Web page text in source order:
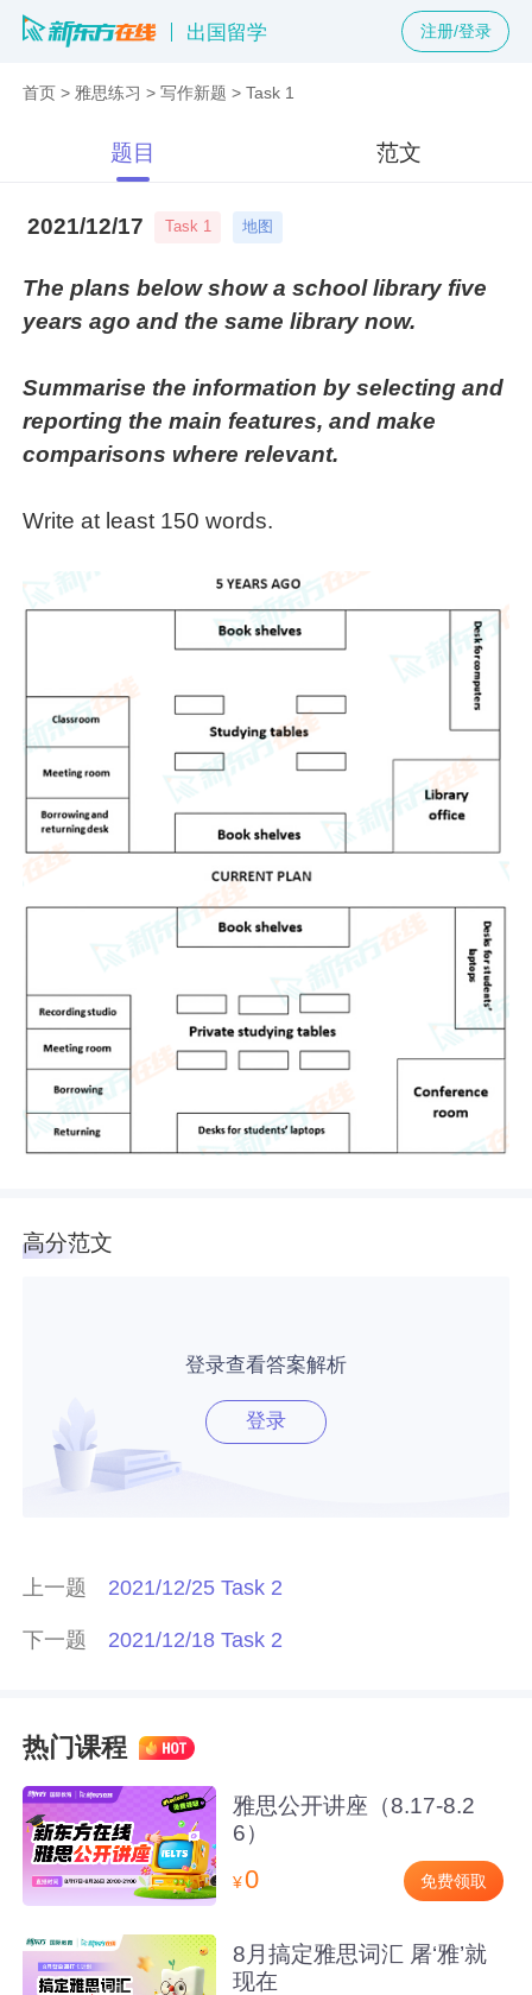
出国留学 注册/登录
首页 >雅思练习 >写作新题 >Task 1
题目 范文
2021/12/17 Task 1 地图
The plans below show a school library five
years ago and the same library now.
Summarise the information by selecting and
reporting the main features, and make
comparisons where relevant.
Write at least 150 words.
高分范文
登录查看答案解析
登录
上一题 2021/12/25 Task 2
下一题 2021/12/18 Task 2
热门课程
雅思公开讲座（8.17-8.2
6）
¥0 免费领取
8月搞定雅思词汇 屠‘雅’就
现在